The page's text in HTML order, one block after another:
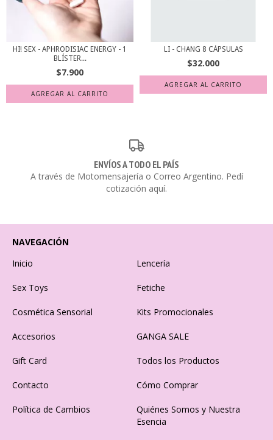
HI! SEX - APHRODISIAC ENERGY - 1
BLÍSTER...
$7.900
LI - CHANG 8 CÁPSULAS
$32.000
ENVÍOS A TODO EL PAÍS
A través de Motomensajería o Correo Argentino. Pedí
cotización aquí.
NAVEGACIÓN
Inicio
Lencería
Sex Toys Fetiche
Cosmética Sensorial Kits Promocionales
Accesorios GANGA SALE
Gift Card Todos los Productos
Contacto Cómo Comprar
Política de Cambios
Quiénes Somos y Nuestra
Esencia